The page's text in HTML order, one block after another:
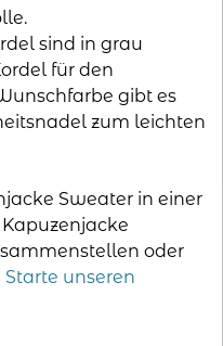
sind in grau
für den
gibt es
zum leichten
Sweater in einer
oder
Starte unseren